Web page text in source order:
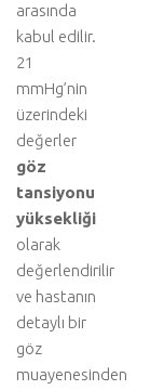
arasında
kabul edilir.
21
mmHg’nin
üzerindeki
değerler
göz
tansiyonu
yüksekliği
olarak
değerlendirilir
ve hastanın
detaylı bir
göz
muayenesinden